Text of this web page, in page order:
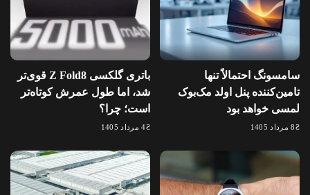
سامسونگ احتمالاً تنها
تامین‌کننده پنل اولد مک‌بوک
لمسی خواهد بود
8 مرداد 1405
باتری گلکسی Z Fold8 قوی‌تر
شد، اما طول عمرش کوتاه‌تر
است؛ چرا؟
4 مرداد 1405